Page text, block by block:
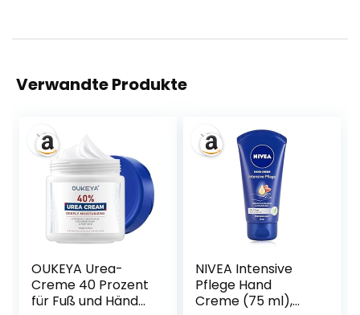
Verwandte Produkte
OUKEYA Urea-
Creme 40 Prozent
für Fuß und Hände,
NIVEA Intensive
Pflege Hand
Creme (75 ml),